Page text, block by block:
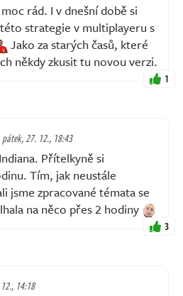
rád. I v dnešní době si
strategie v multiplayeru s
Jako za starých časů, které
někdy zkusit tu novou verzi.
1
pátek, 27. 12., 18:43
Přítelkyně si
Tím, jak neustále
jsme zpracované témata se
na něco přes 2 hodiny
3
14:18